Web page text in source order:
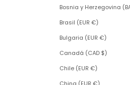
Bosnia y Herzegovina
Brasil (EUR €)
Bulgaria (EUR €)
Canadá (CAD $)
Chile (EUR €)